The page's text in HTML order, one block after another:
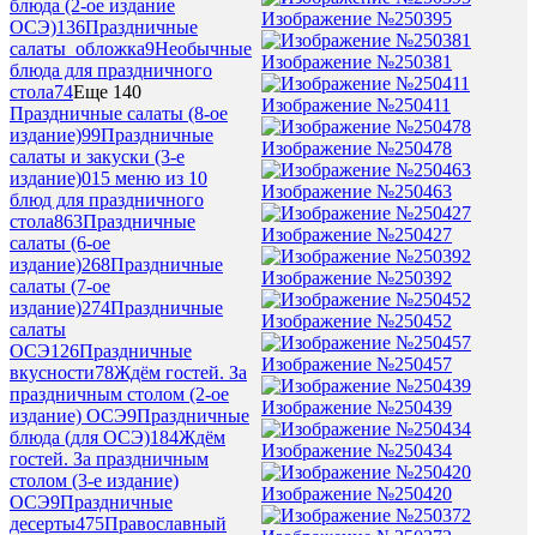
блюда (2-ое издание
ОСЭ)136Праздничные
салаты_обложка9Необычные
блюда для праздничного
стола74Еще 140
Праздничные салаты (8-ое
издание)99Праздничные
салаты и закуски (3-е
издание)015 меню из 10
блюд для праздничного
стола863Праздничные
салаты (6-ое
издание)268Праздничные
салаты (7-ое
издание)274Праздничные
салаты
ОСЭ126Праздничные
вкусности78Ждём гостей. За
праздничным столом (2-ое
издание) ОСЭ9Праздничные
блюда (для ОСЭ)184Ждём
гостей. За праздничным
столом (3-е издание)
ОСЭ9Праздничные
десерты475Православный
Изображение №250395
Изображение №250381
Изображение №250411
Изображение №250478
Изображение №250463
Изображение №250427
Изображение №250392
Изображение №250452
Изображение №250457
Изображение №250439
Изображение №250434
Изображение №250420